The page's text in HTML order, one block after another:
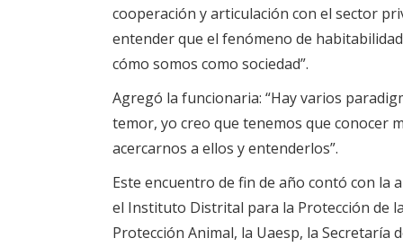
cooperación y articulación con el sector
entender que el fenómeno de
cómo somos como sociedad”.
Agregó la funcionaria: “Hay varios
temor, yo creo que tenemos que conocer
acercarnos a ellos y entenderlos”.
Este encuentro de fin de año contó con la
el Instituto Distrital para la Protección de
Protección Animal, la Uaesp, la Secretaría